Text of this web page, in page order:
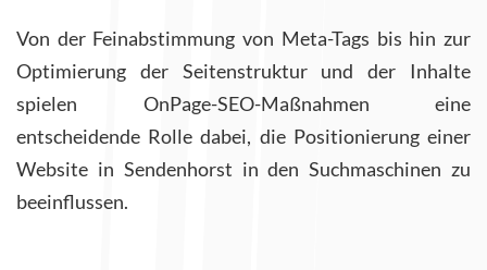
Von der Feinabstimmung von Meta-Tags bis hin zur
Optimierung der Seitenstruktur und der Inhalte
spielen OnPage-SEO-Maßnahmen eine
entscheidende Rolle dabei, die Positionierung einer
Website in Sendenhorst in den Suchmaschinen zu
beeinflussen.